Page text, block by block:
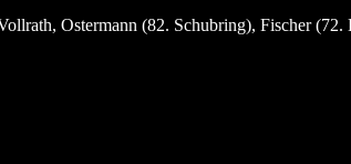
Ostermann (82. Schubring), Fischer